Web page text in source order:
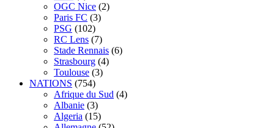
OGC Nice (2)
Paris FC (3)
PSG (102)
RC Lens (7)
Stade Rennais (6)
Strasbourg (4)
Toulouse (3)
NATIONS (754)
Afrique du Sud (4)
Albanie (3)
Algeria (15)